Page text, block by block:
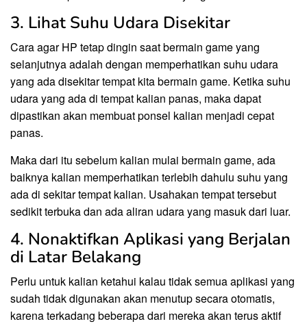
3. Lihat Suhu Udara Disekitar
Cara agar HP tetap dingin saat bermain game yang
selanjutnya adalah dengan memperhatikan suhu udara
yang ada disekitar tempat kita bermain game. Ketika suhu
udara yang ada di tempat kalian panas, maka dapat
dipastikan akan membuat ponsel kalian menjadi cepat
panas.
Maka dari itu sebelum kalian mulai bermain game, ada
baiknya kalian memperhatikan terlebih dahulu suhu yang
ada di sekitar tempat kalian. Usahakan tempat tersebut
sedikit terbuka dan ada aliran udara yang masuk dari luar.
4. Nonaktifkan Aplikasi yang Berjalan
di Latar Belakang
Perlu untuk kalian ketahui kalau tidak semua aplikasi yang
sudah tidak digunakan akan menutup secara otomatis,
karena terkadang beberapa dari mereka akan terus aktif